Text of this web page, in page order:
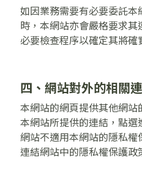
如因業務需要有必要委託
時，本網站亦會嚴格要求
必要檢查程序以確定其將確
四、網站對外的相關
本網站的網頁提供其他網
本網站所提供的連結，點
網站不適用本網站的隱私
連結網站中的隱私權保護政